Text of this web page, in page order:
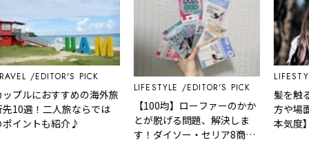
EDITOR'S PICK
におすすめの海外旅
！二人旅ならでは
トも紹介♪
LIFESTYLE EDITOR'S PICK
【100均】ローファーのかか
とが脱げる問題、解決しま
す！ダイソー・セリア8商品
LIFESTYLE
髪を触る男
方や場面で
本気度】の